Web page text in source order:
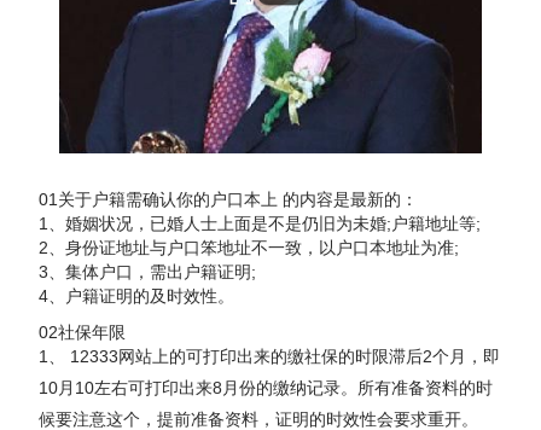
01关于户籍需确认你的户口本上 的内容是最新的：
1、婚姻状况，已婚人士上面是不是仍旧为未婚;户籍地址等;
2、身份证地址与户口笨地址不一致，以户口本地址为准;
3、集体户口，需出户籍证明;
4、户籍证明的及时效性。
02社保年限
1、 12333网站上的可打印出来的缴社保的时限滞后2个月，即
10月10左右可打印出来8月份的缴纳记录。所有准备资料的时
候要注意这个，提前准备资料，证明的时效性会要求重开。